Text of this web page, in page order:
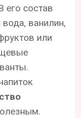
его состав
ванилин,
или